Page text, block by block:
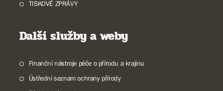
TISKOVÉ ZPRÁVY
Další služby a weby
Finanční nástroje péče o přírodu a krajinu
Ústřední seznam ochrany přírody